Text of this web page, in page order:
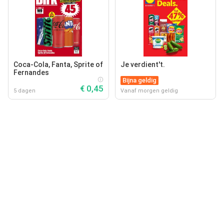
Coca-Cola, Fanta, Sprite of
Fernandes
5 dagen € 0,45
Je verdient't.
Bijna geldig
Vanaf morgen geldig